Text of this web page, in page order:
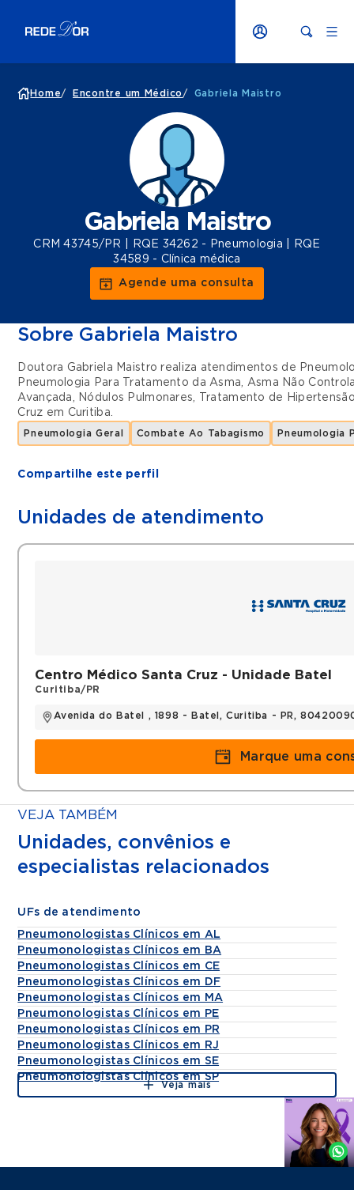
Home/ Encontre um Médico / Gabriela Maistro
Gabriela Maistro
CRM 43745/PR | RQE 34262 - Pneumologia | RQE
34589 - Clínica médica
Agende uma consulta
Sobre Gabriela Maistro
Doutora Gabriela Maistro realiza atendimentos de
Pneumologia Para Tratamento da Asma, Asma Não
Avançada, Nódulos Pulmonares,
Tratamento de
Cruz em Curitiba.
Pneumologia Geral Combate Ao Tabagismo Pneumologia
Compartilhe este perfil
Unidades de atendimento
Centro Médico Santa Cruz - Unidade Batel
Curitiba/PR
Avenida do Batel , 1898 - Batel, Curitiba - PR,
Marque uma
VEJA TAMBÉM
Unidades, convênios e
especialistas relacionados
UFs de atendimento
Pneumonologistas Clínicos em AL
Pneumonologistas Clínicos em BA
Pneumonologistas Clínicos em CE
Pneumonologistas Clínicos em DF
Pneumonologistas Clínicos em MA
Pneumonologistas Clínicos em PE
Pneumonologistas Clínicos em PR
Pneumonologistas Clínicos em RJ
Pneumonologistas Clínicos em SE
Pneumonologistas Clínicos em SP
Veja mais
Agende
Whatsapp